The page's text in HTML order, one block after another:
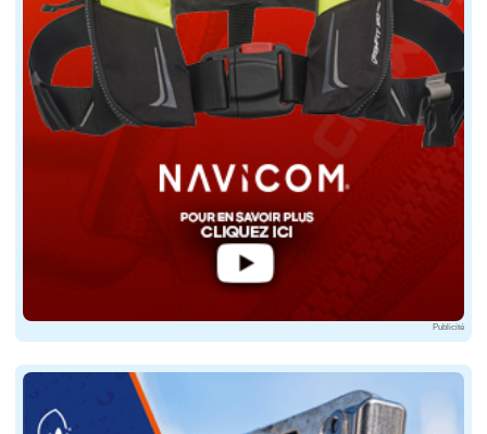
Il démarre le moteur tant que l'avant du
Au moment où le nez du bateau va quitter le
Le préposé au treuil détache le crochet et le
Se préparer avant d'aller sur la cale
Posez-vous sur le parking afin de préparer le
Préparez le bateau avant de vous engager sur la cale
Les petits voiliers sont plus faciles à mâter et
Dé-sanglez le bateau et retirez la plaque
Publicité